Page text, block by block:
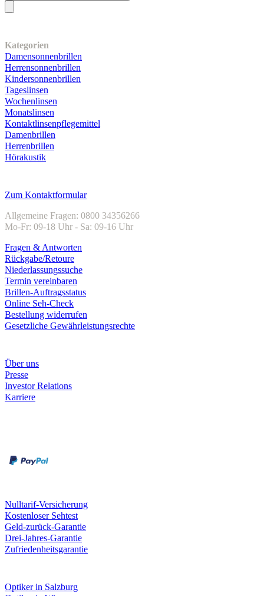
Kategorien
Damensonnenbrillen
Herrensonnenbrillen
Kindersonnenbrillen
Tageslinsen
Wochenlinsen
Monatslinsen
Kontaktlinsenpflegemittel
Damenbrillen
Herrenbrillen
Hörakustik
Zum Kontaktformular
Allgemeine Fragen: 0800 34356266
Mo-Fr: 09-18 Uhr - Sa: 09-16 Uhr
Fragen & Antworten
Rückgabe/Retoure
Niederlassungssuche
Termin vereinbaren
Brillen-Auftragsstatus
Online Seh-Check
Bestellung widerrufen
Gesetzliche Gewährleistungsrechte
Über uns
Presse
Investor Relations
Karriere
Nulltarif-Versicherung
Kostenloser Sehtest
Geld-zurück-Garantie
Drei-Jahres-Garantie
Zufriedenheitsgarantie
Optiker in Salzburg